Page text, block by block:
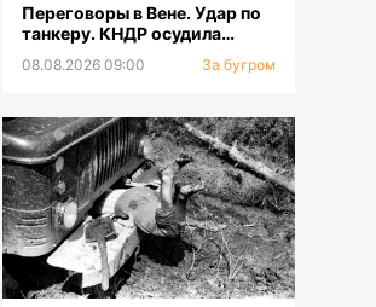
Переговоры в Вене. Удар по
танкеру. КНДР осудила
08.08.2026 09:00 За бугром